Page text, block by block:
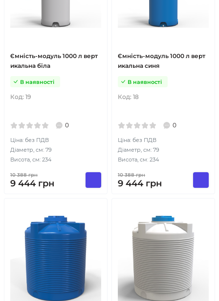
Ємність-модуль 1000 л верт
икальна біла
Код: 19
В наявності
0
Ціна: без ПДВ
Діаметр, см: 79
Висота, см: 234
10 388грн
9 444 грн
Ємність-модуль 1000 л верт
икальна синя
Код: 18
В наявності
0
Ціна: без ПДВ
Діаметр, см: 79
Висота, см: 234
10 388грн
9 444 грн